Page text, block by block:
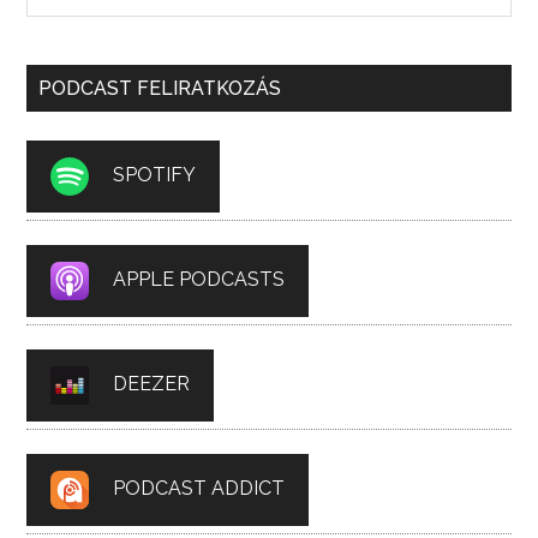
PODCAST FELIRATKOZÁS
SPOTIFY
APPLE PODCASTS
DEEZER
PODCAST ADDICT